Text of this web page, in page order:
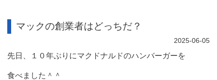
マックの創業者はどっちだ？
2025-06-05
先日、１０年ぶりにマクドナルドのハンバーガーを
食べました＾＾